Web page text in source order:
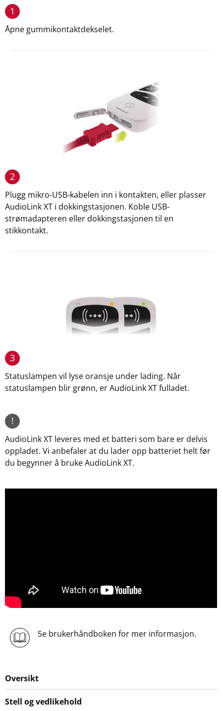
1
Åpne gummikontaktdekselet.
2
Plugg mikro-USB-kabelen inn i kontakten, eller plasser
AudioLink XT i dokkingstasjonen. Koble USB-
strømadapteren eller dokkingstasjonen til en
stikkontakt.
3
Statuslampen vil lyse oransje under lading. Når
statuslampen blir grønn, er AudioLink XT fulladet.
!
AudioLink XT leveres med et batteri som bare er delvis
oppladet. Vi anbefaler at du lader opp batteriet helt før
du begynner å bruke AudioLink XT.
Se brukerhåndboken for mer informasjon.
Oversikt
Stell og vedlikehold